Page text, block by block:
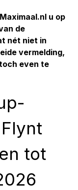
u op
de
nét niet in
vermelding,
even te
tot